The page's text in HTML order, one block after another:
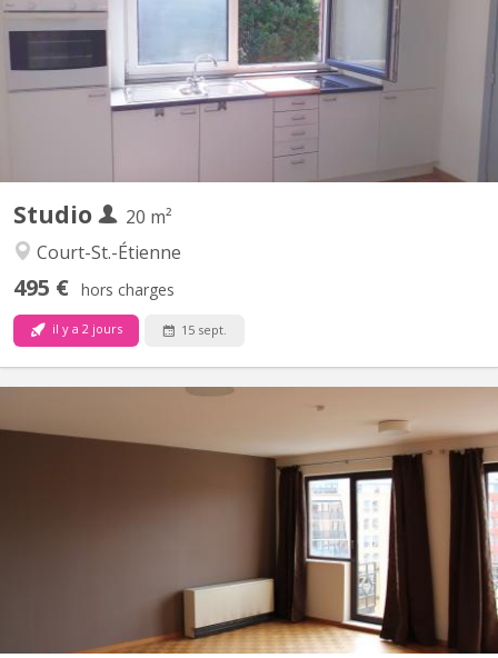
Studio
20 m²
Court-St.-Étienne
495 € hors charges
il y a 2 jours 15 sept.
complètement privatif de 20M2 à louer pour l’année académique
2026-2027 Parfait état 495 euros par mois Forfait pour les
charges 100 euros par mois = 595 euros TOUT COMPRIS
(électricité, chauffage, eau, internet) Pas de domicile Pas...
Très grand sturdio de 55 m2 avec cuisines équipée privativve,
salle de bain privative, balcon, video parlophone